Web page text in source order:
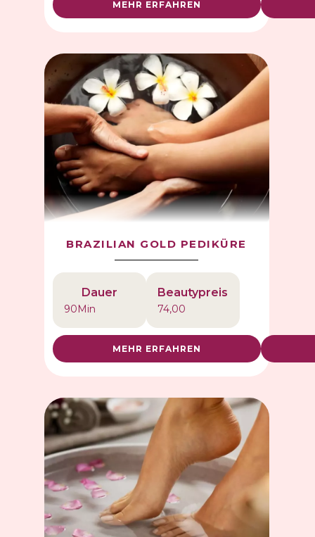
MEHR ERFAHREN
BRAZILIAN GOLD PEDIKÜRE
Dauer
90Min
Beautypreis
74,00
MEHR ERFAHREN